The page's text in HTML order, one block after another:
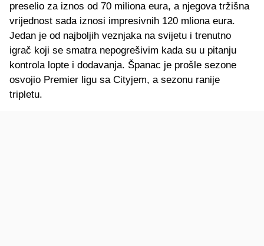
preselio za iznos od 70 miliona eura, a njegova tržišna
vrijednost sada iznosi impresivnih 120 mliona eura.
Jedan je od najboljih veznjaka na svijetu i trenutno
igrač koji se smatra nepogrešivim kada su u pitanju
kontrola lopte i dodavanja. Španac je prošle sezone
osvojio Premier ligu sa Cityjem, a sezonu ranije
tripletu.